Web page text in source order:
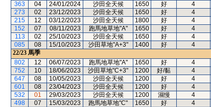
363
04 24/01/2024 沙田全天候 1650 好 4
273
02 23/12/2023 沙田全天候 1650 好 4
215
12 03/12/2023 沙田全天候 1800 好 4
152
07 08/11/2023 跑馬地草地"A" 1650 好 4
113
02 25/10/2023 沙田全天候 1650 好 4
085
08 15/10/2023 沙田草地"A+3" 1400 好 4
22/23 馬季
802
12 06/07/2023 跑馬地草地"A" 1650 好 4
752
10 18/06/2023 沙田草地"C+3" 1200 好/黏 4
647
08 10/05/2023 沙田全天候 1200 好 4
601
08 23/04/2023 沙田全天候 1200 好 4
532
01 29/03/2023 沙田全天候 1200 濕慢 4
498
07 15/03/2023 跑馬地草地"C" 1650 好 4